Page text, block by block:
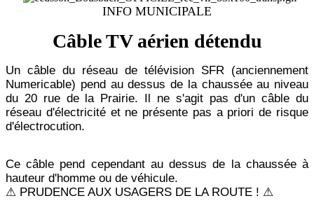
INFO MUNICIPALE
Câble TV aérien détendu
Un câble du réseau de télévision SFR (anciennement
Numericable) pend au dessus de la chaussée au niveau
du 20 rue de la Prairie.
Il ne s'agit pas d'un câble du
réseau d'électricité et ne présente pas a priori de risque
d'électrocution.
Ce câble pend cependant au dessus de la chaussée à
hauteur d'homme ou de véhicule.
⚠ PRUDENCE AUX USAGERS DE LA ROUTE ! ⚠